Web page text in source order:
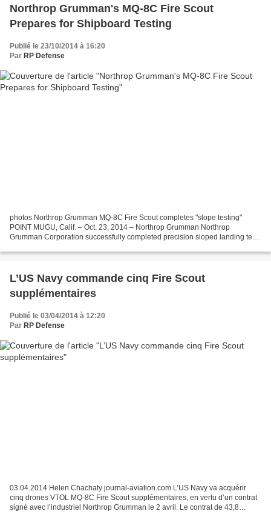
Northrop Grumman's MQ-8C Fire Scout
Prepares for Shipboard Testing
Publié le 23/10/2014 à 16:20
Par RP Defense
photos Northrop Grumman MQ-8C Fire Scout completes "slope testing"
POINT MUGU, Calif. – Oct. 23, 2014 – Northrop Grumman Northrop
Grumman Corporation successfully completed precision sloped landing tests
L’US Navy commande cinq Fire Scout
supplémentaires
Publié le 03/04/2014 à 12:20
Par RP Defense
03.04.2014 Helen Chachaty journal-aviation.com L’US Navy va acquérir
cinq drones VTOL MQ-8C Fire Scout supplémentaires, en vertu d’un contrat
signé avec l’industriel Northrop Grumman le 2 avril. Le contrat de 43,8